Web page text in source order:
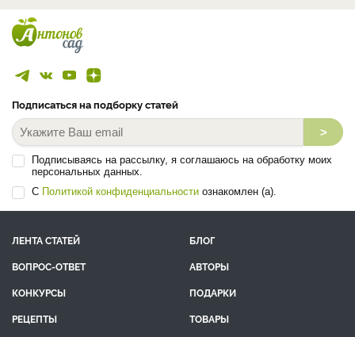
Подписаться на подборку статей
>
Подписываясь на рассылку, я соглашаюсь на обработку моих
персональных данных.
С Политикой конфиденциальности ознакомлен (а).
ЛЕНТА СТАТЕЙ
БЛОГ
ВОПРОС-ОТВЕТ
АВТОРЫ
КОНКУРСЫ
ПОДАРКИ
РЕЦЕПТЫ
ТОВАРЫ